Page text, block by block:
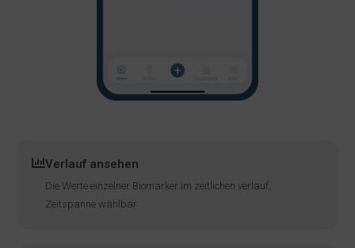
Verlauf ansehen
Die Werte einzelner Biomarker im zeitlichen verlauf,
Zeitspanne wählbar